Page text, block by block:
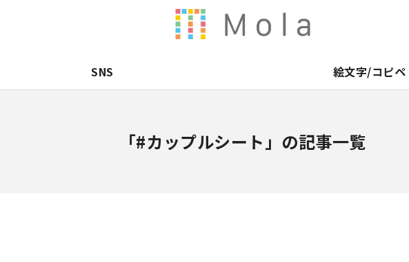
SNS 絵文字/コピペ
「#カップルシート」の記事一覧